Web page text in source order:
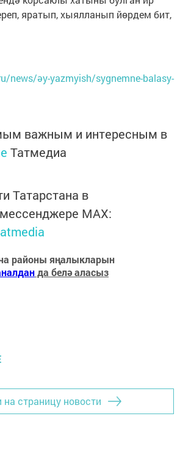
яратып, хыялланып йөрдем бит,
news/әy-yazmyish/sygnemne-balasy-
важным и интересным в
Татмедиа
Татарстана в
MАХ:
районы яңалыкларын
да белә аласыз
на страницу новости